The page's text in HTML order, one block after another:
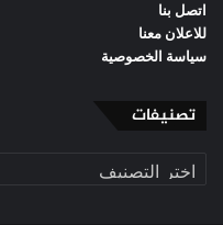
اتصل بنا
للاعلان معنا
سياسة الخصوصية
تصنيفات
تصنيفات